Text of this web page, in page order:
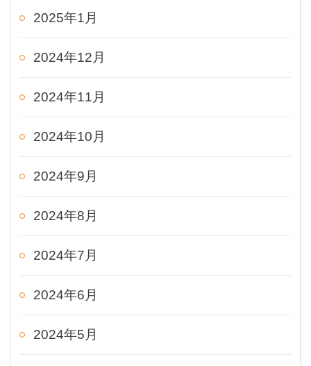
2025年1月
2024年12月
2024年11月
2024年10月
2024年9月
2024年8月
2024年7月
2024年6月
2024年5月